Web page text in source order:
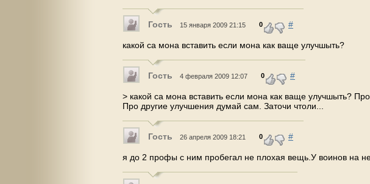
Гость 15 января 2009 21:15 0 #
какой са мона вставить если мона как ваще улучшыть?
Гость 4 февраля 2009 12:07 0 #
> какой са мона вставить если мона как ваще улучшыть?
Про другие улучшения думай сам. Заточи чтоли...
Гость 26 апреля 2009 18:21 0 #
я до 2 профы с ним пробегал не плохая вещь.У воинов на